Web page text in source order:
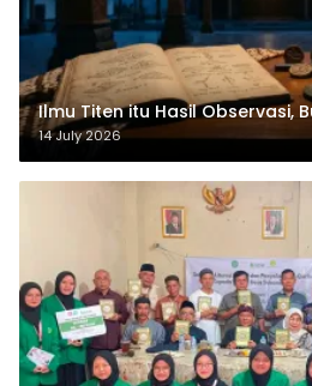
Ilmu Titen itu Hasil Observasi,
14 July 2026